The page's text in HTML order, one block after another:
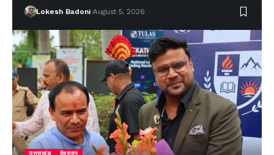
Lokesh Badoni August 5, 2026
उत्तराखंड देहरादून